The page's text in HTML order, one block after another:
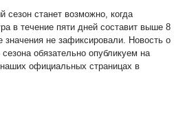
станет возможно, когда
в течение пяти дней составит выше 8
значения не зафиксировали. Новость о
обязательно опубликуем на
официальных страницах в